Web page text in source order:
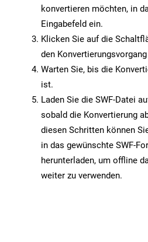
konvertieren möchten, in
Eingabefeld ein.
Klicken Sie auf die
den
Warten Sie, bis die
ist.
Laden Sie die SWF-Datei
sobald die Konvertierung
diesen Schritten können
in das gewünschte SWF-
herunterladen, um offline
weiter zu verwenden.